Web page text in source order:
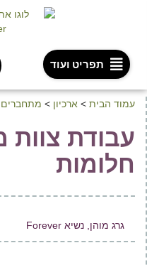
תפריט ועוד
עמוד הבית > ארכיון >
עבודת צוות
חלומות
גרג מוהן, נשיא Forever